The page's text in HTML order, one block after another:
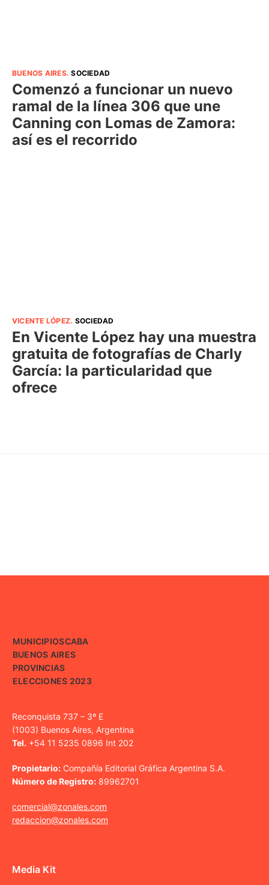
BUENOS AIRES.SOCIEDAD
Comenzó a funcionar un nuevo
ramal de la línea 306 que une
Canning con Lomas de Zamora:
así es el recorrido
VICENTE LÓPEZ. SOCIEDAD
En Vicente López hay una muestra
gratuita de fotografías de Charly
García: la particularidad que
ofrece
MUNICIPIOSCABA
BUENOS AIRES
PROVINCIAS
ELECCIONES 2023
Reconquista 737 – 3º E
(1003) Buenos Aires, Argentina
Tel. +54 11 5235 0896 Int 202
Propietario: Compañía Editorial Gráfica Argentina S.A.
Número de Registro: 89962701
comercial@zonales.com
redaccion@zonales.com
Media Kit